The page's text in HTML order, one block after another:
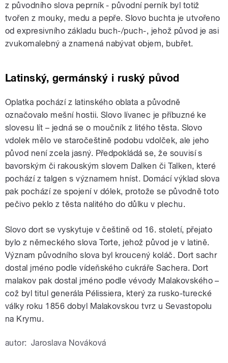
z původního slova peprník - původní perník byl totiž
tvořen z mouky, medu a pepře. Slovo buchta je utvořeno
od expresivního základu buch-/puch-, jehož původ je asi
zvukomalebný a znamená nabývat objem, bubřet.
Latinský, germánský i ruský původ
Oplatka pochází z latinského oblata a původně
označovalo mešní hostii. Slovo lívanec je příbuzné ke
slovesu lít – jedná se o moučník z litého těsta. Slovo
vdolek mělo ve staročeštině podobu vdolček, ale jeho
původ není zcela jasný. Předpokládá se, že souvisí s
bavorským či rakouským slovem Dalken či Talken, které
pochází z talgen s významem hníst. Domácí výklad slova
pak pochází ze spojení v dólek, protože se původně toto
pečivo peklo z těsta nalitého do důlku v plechu.
Slovo dort se vyskytuje v češtině od 16. století, přejato
bylo z německého slova Torte, jehož původ je v latině.
Význam původního slova byl kroucený koláč. Dort sachr
dostal jméno podle vídeňského cukráře Sachera. Dort
malakov pak dostal jméno podle vévody Malakovského –
což byl titul generála Pélissiera, který za rusko-turecké
války roku 1856 dobyl Malakovskou tvrz u Sevastopolu
na Krymu.
autor: Jaroslava Nováková